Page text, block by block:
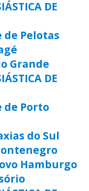
DE
Pelotas
Grande
DE
de Porto
do Sul
Hamburgo